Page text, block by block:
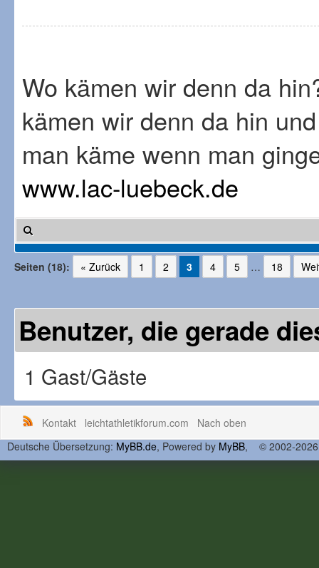
Wo kämen wir denn da
kämen wir denn da hin
man käme wenn man
www.lac-luebeck.de
Seiten (18): « Zurück 1 2 3 4 5 … 18
Benutzer, die gerade
1 Gast/Gäste
Kontakt leichtathletikforum.com
Nach oben
Deutsche Übersetzung: MyBB.de, Powered by MyBB, © 2002-